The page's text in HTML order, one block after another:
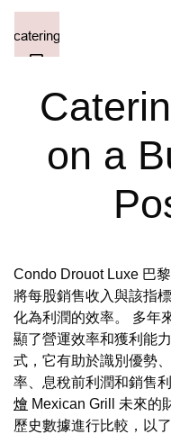
on a
Condo Drouot Luxe 巴
將每股銷售收入與該指
化為利潤的效率。 多年
顯了營運效率和獲利能
式，它有助於識別優勢
率、息稅前利潤和銷售
燴 Mexican Grill 未來的
歷史數據進行比較，以